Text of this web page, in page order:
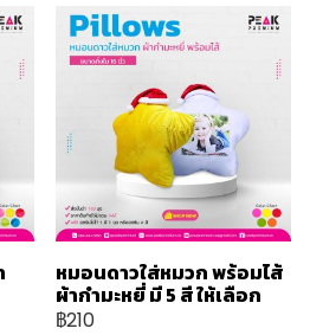
หมอนดาวใส่หมวก พร้อมไส้
ผ้ากำมะหยี่ มี 5 สี ให้เลือก
฿210